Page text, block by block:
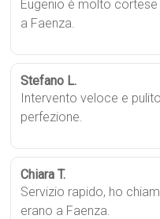
Eugenio è molto
a Faenza.
Stefano L.
Intervento veloce e
perfezione.
Chiara T.
Servizio rapido, ho
erano a Faenza.